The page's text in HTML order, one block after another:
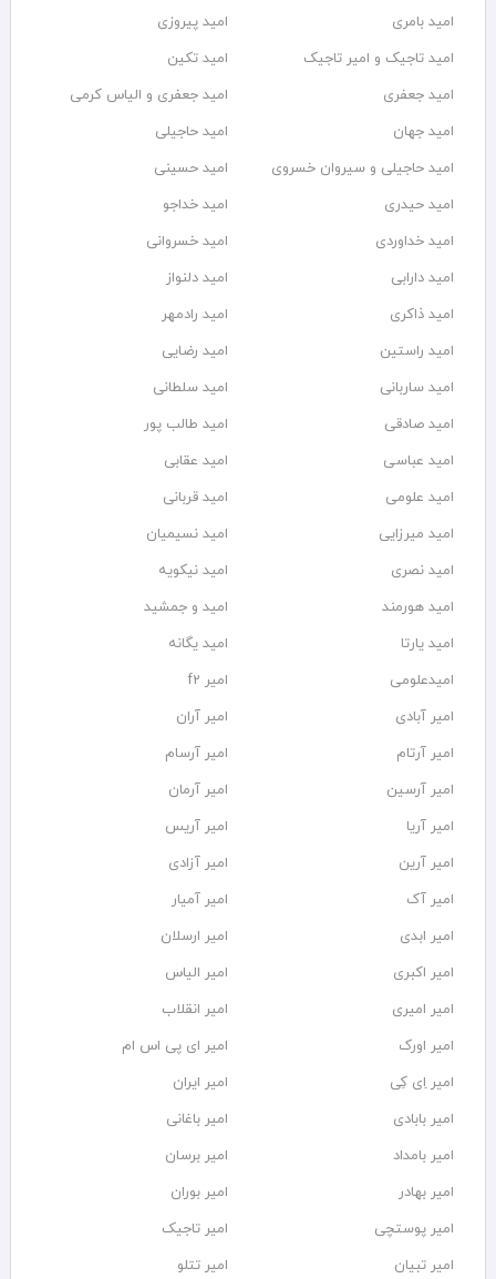
امید بامری
امید پیروزی
امید تاجیک و امیر تاجیک
امید تکین
امید جعفری
امید جعفری و الیاس کرمی
امید جهان
امید حاجیلی
امید حاجیلی و سیروان خسروی
امید حسینی
امید حیدری
امید خداجو
امید خداوردی
امید خسروانی
امید دارابی
امید دلنواز
امید ذاکری
امید رادمهر
امید راستین
امید رضایی
امید ساربانی
امید سلطانی
امید صادقی
امید طالب پور
امید عباسی
امید عقابی
امید علومی
امید قربانی
امید میرزایی
امید نسیمیان
امید نصری
امید نیکویه
امید هورمند
امید و جمشید
امید یارتا
امید یگانه
امیدعلومی
امیر f2
امیر آبادی
امیر آران
امیر آرتام
امیر آرسام
امیر آرسین
امیر آرمان
امیر آریا
امیر آریس
امیر آرین
امیر آزادی
امیر آک
امیر آمیار
امیر ابدی
امیر ارسلان
امیر اکبری
امیر الیاس
امیر امیری
امیر انقلاب
امیر اورک
امیر ای پی اس ام
امیر اِی کِی
امیر ایران
امیر بابادی
امیر باغانی
امیر بامداد
امیر برسان
امیر بهادر
امیر بوران
امیر پوستچی
امیر تاجیک
امیر تبیان
امیر تتلو